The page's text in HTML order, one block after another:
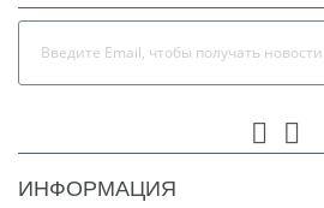
ИНФОРМАЦИЯ